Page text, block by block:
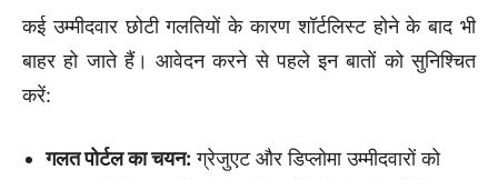
कई उम्मीदवार छोटी गलतियों के कारण शॉर्टलिस्ट होने के बाद भी
बाहर हो जाते हैं। आवेदन करने से पहले इन बातों को सुनिश्चित
करें:
गलत पोर्टल का चयन: ग्रेजुएट और डिप्लोमा उम्मीदवारों को